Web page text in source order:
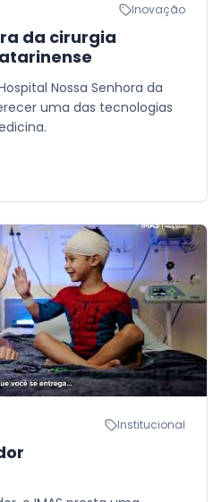
Inovação
da cirurgia
Nossa Senhora da
uma das tecnologias
Institucional